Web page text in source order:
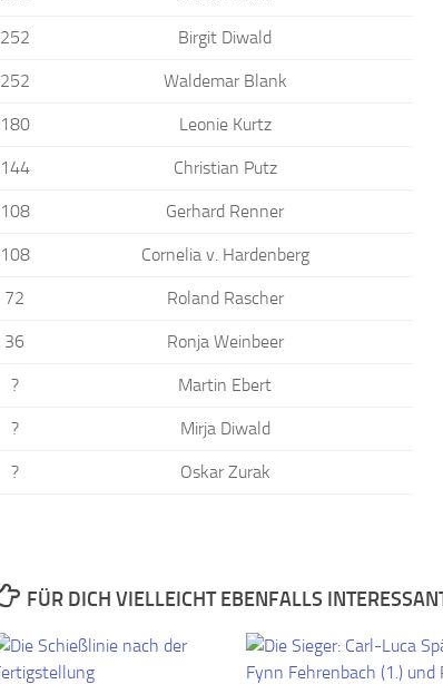
252 Birgit Diwald
252 Waldemar Blank
180 Leonie Kurtz
144 Christian Putz
108 Gerhard Renner
108 Cornelia v. Hardenberg
72 Roland Rascher
36 Ronja Weinbeer
? Martin Ebert
? Mirja Diwald
? Oskar Zurak
FÜR DICH VIELLEICHT EBENFALLS